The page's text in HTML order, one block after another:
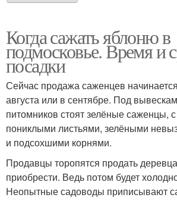
Когда сажать яблоню в
подмосковье. Время и
посадки
Сейчас продажа саженцев
августа или в сентябре. Под
питомников стоят зелёные саженцы,
пониклыми листьями, зелёными
и подсохшими корнями.
Продавцы торопятся продать
приобрести. Ведь потом будет
Неопытные садоводы приписывают